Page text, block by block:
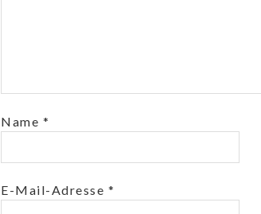
Name *
E-Mail-Adresse *